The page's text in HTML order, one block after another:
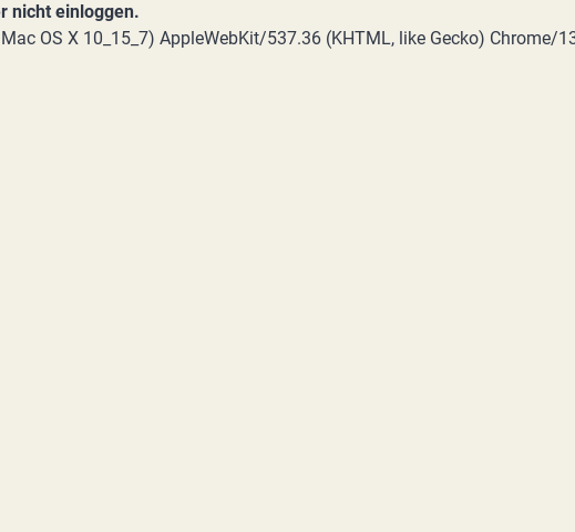
nicht einloggen.
OS X 10_15_7) AppleWebKit/537.36 (KHTML, like Gecko) Chrome/